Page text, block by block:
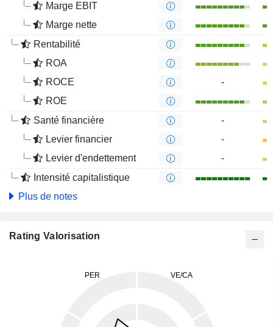
Marge EBIT
Marge nette
Rentabilité
ROA
ROCE
-
ROE
Santé financière
-
Levier financier
-
Levier d'endettement
-
Intensité capitalistique
Plus de notes
Rating Valorisation